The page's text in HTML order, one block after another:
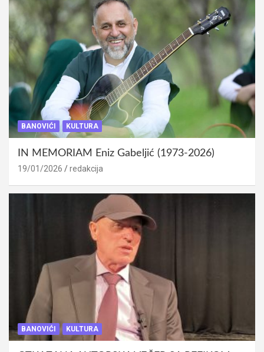
BANOVIĆI KULTURA
IN MEMORIAM Eniz Gabeljić (1973-2026)
19/01/2026 redakcija
BANOVIĆI KULTURA